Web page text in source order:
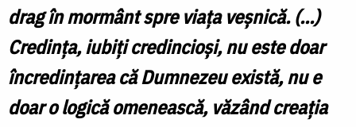
drag în mormânt spre viaţa veşnică. (...)
Credinţa, iubiţi credincioşi, nu este doar
încredinţarea că Dumnezeu există, nu e
doar o logică omenească, văzând creaţia